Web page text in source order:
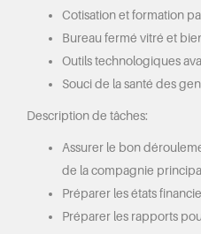
Cotisation et formation
Bureau fermé vitré et
Outils technologiques
Souci de la santé des
Description de tâches:
Assurer le bon
de la compagnie
Préparer les états
Préparer les rapports